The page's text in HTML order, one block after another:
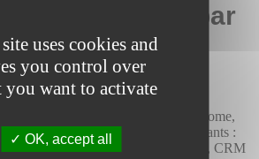
uses cookies and
you control over
you want to activate
OK, accept all
boostée par
: la technologie. Chez Raison Home,
d’un écosystème d’outils performants :
gestion de projet, réalité virtuelle, CRM